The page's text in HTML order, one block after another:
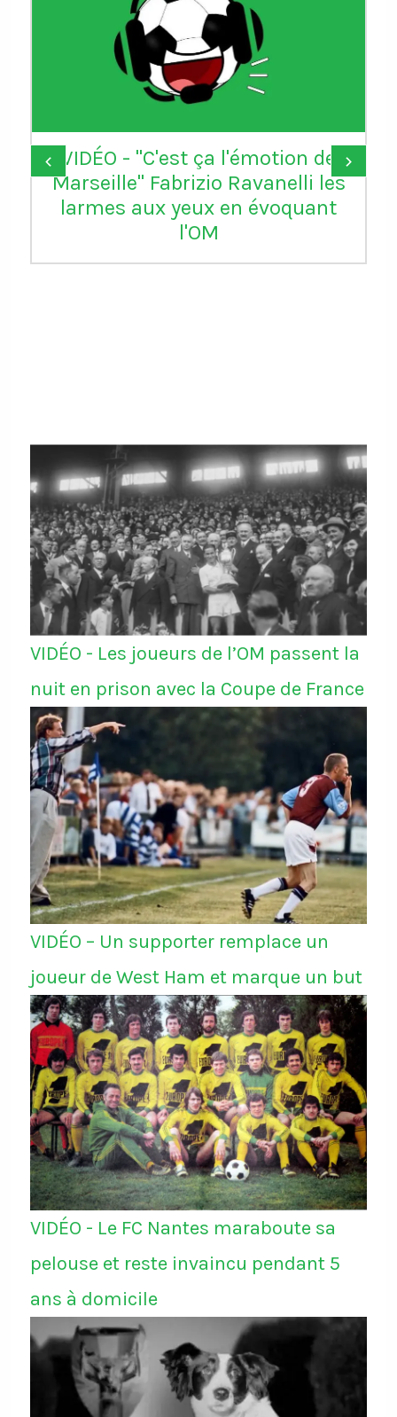
VIDÉO - "C'est ça l'émotion de
Marseille" Fabrizio Ravanelli les
larmes aux yeux en évoquant
l'OM
‹ ›
VIDÉO - Les joueurs de l’OM passent la
nuit en prison avec la Coupe de France
VIDÉO – Un supporter remplace un
joueur de West Ham et marque un but
VIDÉO - Le FC Nantes maraboute sa
pelouse et reste invaincu pendant 5
ans à domicile